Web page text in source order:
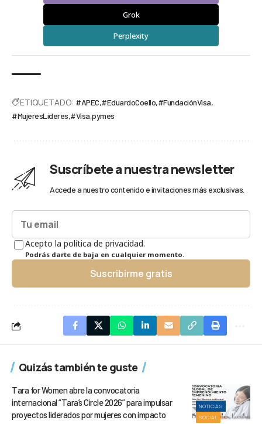
Grok
Perplexity
ETIQUETADO: #APEC #EduardoCoello #FundaciónVisa
#MujeresLíderes #Visa pymes
Suscríbete a nuestra newsletter
Accede a nuestro contenido e invitaciones más exclusivas.
Acepto la política de privacidad.
Podrás darte de baja en cualquier momento.
Suscribirme gratis
Quizás también te guste
NOTICIAS
SOCIAL
Tara for Women abre la convocatoria
internacional “Tara’s Circle 2026” para impulsar
proyectos liderados por mujeres con impacto